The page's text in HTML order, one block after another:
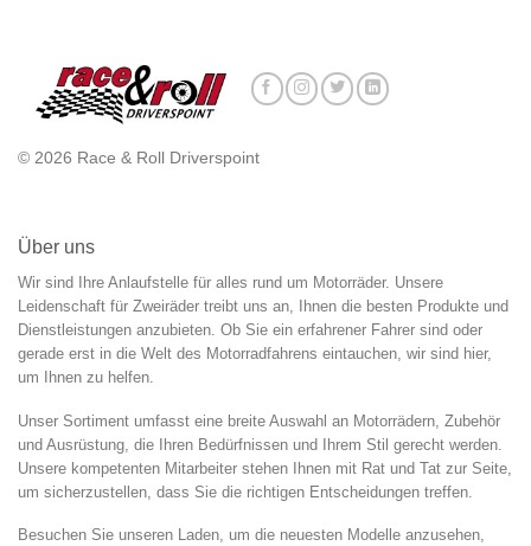
© 2026 Race & Roll Driverspoint
Über uns
Wir sind Ihre Anlaufstelle für alles rund um Motorräder. Unsere
Leidenschaft für Zweiräder treibt uns an, Ihnen die besten Produkte und
Dienstleistungen anzubieten. Ob Sie ein erfahrener Fahrer sind oder
gerade erst in die Welt des Motorradfahrens eintauchen, wir sind hier,
um Ihnen zu helfen.
Unser Sortiment umfasst eine breite Auswahl an Motorrädern, Zubehör
und Ausrüstung, die Ihren Bedürfnissen und Ihrem Stil gerecht werden.
Unsere kompetenten Mitarbeiter stehen Ihnen mit Rat und Tat zur Seite,
um sicherzustellen, dass Sie die richtigen Entscheidungen treffen.
Besuchen Sie unseren Laden, um die neuesten Modelle anzusehen,